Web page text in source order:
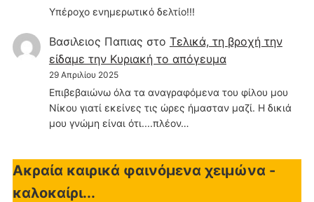
Υπέροχο ενημερωτικό δελτίο!!!
Βασιλειος Παπιας στο Τελικά, τη βροχή την
είδαμε την Κυριακή το απόγευμα
29 Απριλίου 2025
Επιβεβαιώνω όλα τα αναγραφόμενα του φίλου μου
Νίκου γιατί εκείνες τις ώρες ήμασταν μαζί. Η δικιά
μου γνώμη είναι ότι....πλέον…
Ακραία καιρικά φαινόμενα χειμώνα -
καλοκαίρι...